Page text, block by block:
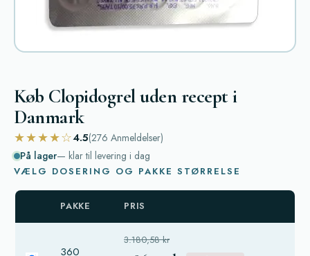
Køb Clopidogrel uden recept i
Danmark
★★★★☆4.5(276 Anmeldelser)
På lager— klar til levering i dag
VÆLG DOSERING OG PAKKE STØRRELSE
PAKKE PRIS
360
3.180,58 kr